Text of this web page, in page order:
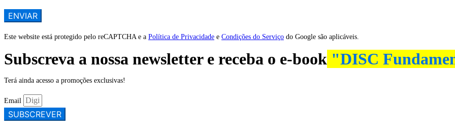
Este website está protegido pelo reCAPTCHA e a Política de Privacidade e Condições do Serviço do Google são aplicáveis.
Subscreva a nossa newsletter e receba o e-book "DISC
Terá ainda acesso a promoções exclusivas!
Email
SUBSCREVER